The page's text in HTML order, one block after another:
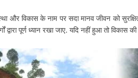
और विकास के नाम पर सदा मानव जीवन को
पूर्ण ध्यान रखा जाए. यदि नहीं हुआ तो विकास